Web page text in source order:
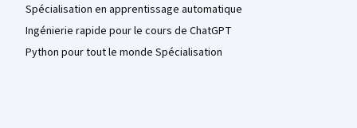
Spécialisation en apprentissage automatique
Ingénierie rapide pour le cours de ChatGPT
Python pour tout le monde Spécialisation